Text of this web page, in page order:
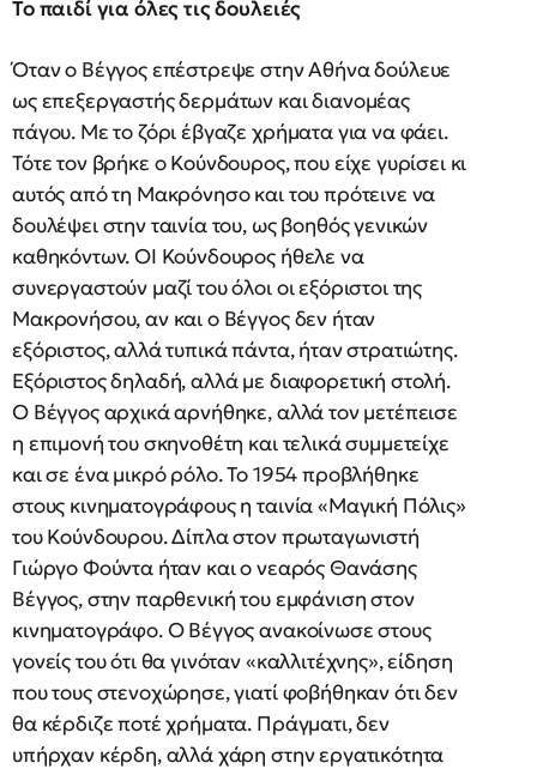
Το παιδί για όλες τις δουλειές
Όταν ο Βέγγος επέστρεψε στην Αθήνα δούλευε
ως επεξεργαστής δερμάτων και διανομέας
πάγου. Με το ζόρι έβγαζε χρήματα για να φάει.
Τότε τον βρήκε ο Κούνδουρος, που είχε γυρίσει κι
αυτός από τη Μακρόνησο και του πρότεινε να
δουλέψει στην ταινία του, ως βοηθός γενικών
καθηκόντων. ΟΙ Κούνδουρος ήθελε να
συνεργαστούν μαζί του όλοι οι εξόριστοι της
Μακρονήσου, αν και ο Βέγγος δεν ήταν
εξόριστος, αλλά τυπικά πάντα, ήταν στρατιώτης.
Εξόριστος δηλαδή, αλλά με διαφορετική στολή.
Ο Βέγγος αρχικά αρνήθηκε, αλλά τον μετέπεισε
η επιμονή του σκηνοθέτη και τελικά συμμετείχε
και σε ένα μικρό ρόλο. Το 1954 προβλήθηκε
στους κινηματογράφους η ταινία «Μαγική Πόλις»
του Κούνδουρου. Δίπλα στον πρωταγωνιστή
Γιώργο Φούντα ήταν και ο νεαρός Θανάσης
Βέγγος, στην παρθενική του εμφάνιση στον
κινηματογράφο. Ο Βέγγος ανακοίνωσε στους
γονείς του ότι θα γινόταν «καλλιτέχνης», είδηση
που τους στενοχώρησε, γιατί φοβήθηκαν ότι δεν
θα κέρδιζε ποτέ χρήματα. Πράγματι, δεν
υπήρχαν κέρδη, αλλά χάρη στην εργατικότητα